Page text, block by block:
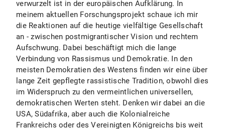
verwurzelt ist in der europäischen Aufklärung. In
meinem aktuellen Forschungsprojekt schaue ich mir
die Reaktionen auf die heutige vielfältige Gesellschaft
an - zwischen postmigrantischer Vision und rechtem
Aufschwung. Dabei beschäftigt mich die lange
Verbindung von Rassismus und Demokratie. In den
meisten Demokratien des Westens finden wir eine über
lange Zeit gepflegte rassistische Tradition, obwohl dies
im Widerspruch zu den vermeintlichen universellen,
demokratischen Werten steht. Denken wir dabei an die
USA, Südafrika, aber auch die Kolonialreiche
Frankreichs oder des Vereinigten Königreichs bis weit